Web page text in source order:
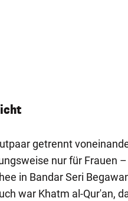
getrennt
nur für Frauen
in Bandar Seri
war Khatm al-Qur'an,